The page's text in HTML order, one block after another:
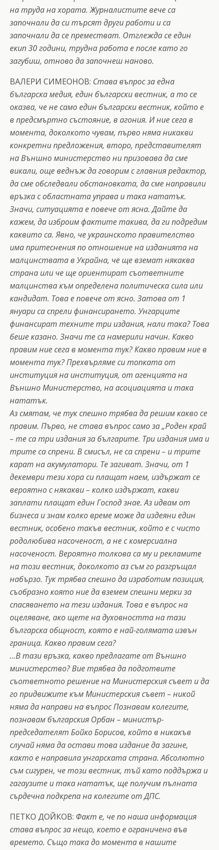
на труда на хората. Журналистите вече са
започнали да си търсят други работи и са
започнали да се преместват. Отглежда се един
екип 30 години, трудна работа е после като го
загубиш, отново да започнеш наново.
ВАЛЕРИ СИМЕОНОВ: Става въпрос за една
българска медия, един български вестник, а то се
оказва, че не само един български вестник, който е
в предсмъртно състояние, в агония. И ние сега в
момента, доколкото чувам, първо няма никакви
конкретни предложения, второ, представителят
на Външно министерство ни призовава да сме
викали, още веднъж да говорим с главния редактор,
да сме обследвали обстановката, да сме направили
връзка с областната управа и така нататък.
Значи, ситуацията е повече от ясна. Дайте да
кажем, да изброим фактите такива, да ги подредим
каквито са. Явно, че украинското правителство
има притеснения по отношение на изданията на
малцинствата в Украйна, че ще вземат някаква
страна или че ще ориентират съответните
малцинства към определена политическа сила или
кандидат. Това е повече от ясно. Затова от 1
януари са спрели финансирането. Унгарците
финансират техните три издания, нали така? Това
беше казано. Значи те са намерили начин. Какво
правим ние сега в момента тук? Какво правим ние в
момента тук? Прехвърляме си топката от
институция на институция, от агенцията на
Външно Министерство, на асоциацията и така
нататък.
Аз смятам, че тук спешно трябва да решим какво се
правим. Първо, не става въпрос само за „Роден край
– те са три издания за българите. Три издания има и
трите са спрени. В смисъл, не са спрени – и трите
карат на акумулатори. Те загиват. Значи, от 1
декември тези хора си плащат наем, издържат се
вероятно с някакви – колко издържат, какви
заплати плащат един Господ знае. Аз идвам от
бизнеса и знам колко време може да издеяни един
вестник, особено такъв вестник, който е с чисто
родолюбива насоченост, а не с комерсиална
насоченост. Вероятно толкова са му и рекламите
на този вестник, доколкото аз съм го разгръщал
набързо. Тук трябва спешно да изработим позиция,
съобразно която ние да вземем спешни мерки за
спасяването на тези издания. Това е въпрос на
оцеляване, ако щете на духовността на тази
българска общност, която е най-голямата извън
граница. Какво правим сега?
…В тази връзка, какво предлагате от Външно
министерство? Вие трябва да подготвите
съответното решение на Министерския съвет и да
го придвижите към Министерския съвет – никой
няма да направи на въпрос Познавам колегите,
познавам българския Орбан – министър-
председателят Бойко Борисов, който в никакъв
случай няма да остави това издание да загине,
както е направила унгарската страна. Абсолютно
съм сигурен, че този вестник, тъй като поддържа и
гагаузите и така нататък, ще получим пълната
сърдечна подкрепа на колегите от ДПС.
ПЕТКО ДОЙКОВ: Факт е, че по наша информация
става въпрос за нещо, което е ограничено във
времето. Също така до момента в нашите